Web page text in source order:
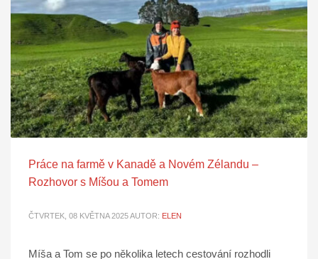
Práce na farmě v Kanadě a Novém Zélandu –
Rozhovor s Míšou a Tomem
ČTVRTEK, 08 KVĚTNA 2025AUTOR: ELEN
Míša a Tom se po několika letech cestování rozhodli